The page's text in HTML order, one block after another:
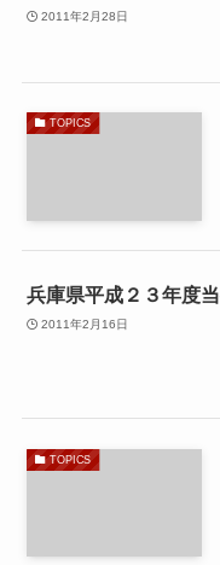
2011年2月28日
TOPICS
兵庫県平成２３年度
2011年2月16日
TOPICS